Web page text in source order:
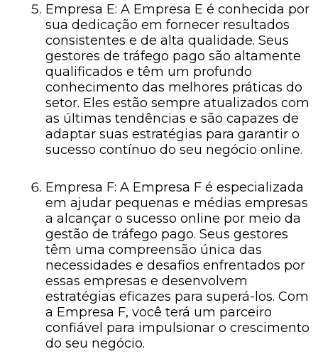
Empresa E: A Empresa E é conhecida por
sua dedicação em fornecer resultados
consistentes e de alta qualidade. Seus
gestores de tráfego pago são altamente
qualificados e têm um profundo
conhecimento das melhores práticas do
setor. Eles estão sempre atualizados com
as últimas tendências e são capazes de
adaptar suas estratégias para garantir o
sucesso contínuo do seu negócio online.
Empresa F: A Empresa F é especializada
em ajudar pequenas e médias empresas
a alcançar o sucesso online por meio da
gestão de tráfego pago. Seus gestores
têm uma compreensão única das
necessidades e desafios enfrentados por
essas empresas e desenvolvem
estratégias eficazes para superá-los. Com
a Empresa F, você terá um parceiro
confiável para impulsionar o crescimento
do seu negócio.